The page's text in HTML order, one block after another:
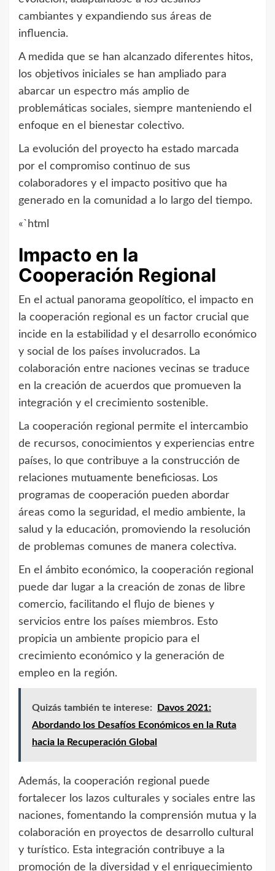
cambiantes y expandiendo sus áreas de
influencia.
A medida que se han alcanzado diferentes hitos,
los objetivos iniciales se han ampliado para
abarcar un espectro más amplio de
problemáticas sociales, siempre manteniendo el
enfoque en el bienestar colectivo.
La evolución del proyecto ha estado marcada
por el compromiso continuo de sus
colaboradores y el impacto positivo que ha
generado en la comunidad a lo largo del tiempo.
«`html
Impacto en la
Cooperación Regional
En el actual panorama geopolítico, el impacto en
la cooperación regional es un factor crucial que
incide en la estabilidad y el desarrollo económico
y social de los países involucrados. La
colaboración entre naciones vecinas se traduce
en la creación de acuerdos que promueven la
integración y el crecimiento sostenible.
La cooperación regional permite el intercambio
de recursos, conocimientos y experiencias entre
países, lo que contribuye a la construcción de
relaciones mutuamente beneficiosas. Los
programas de cooperación pueden abordar
áreas como la seguridad, el medio ambiente, la
salud y la educación, promoviendo la resolución
de problemas comunes de manera colectiva.
En el ámbito económico, la cooperación regional
puede dar lugar a la creación de zonas de libre
comercio, facilitando el flujo de bienes y
servicios entre los países miembros. Esto
propicia un ambiente propicio para el
crecimiento económico y la generación de
empleo en la región.
Quizás también te interese:
Davos 2021:
Abordando los Desafíos Económicos en la Ruta
hacia la Recuperación Global
Además, la cooperación regional puede
fortalecer los lazos culturales y sociales entre las
naciones, fomentando la comprensión mutua y la
colaboración en proyectos de desarrollo cultural
y turístico. Esta integración contribuye a la
promoción de la diversidad y el enriquecimiento